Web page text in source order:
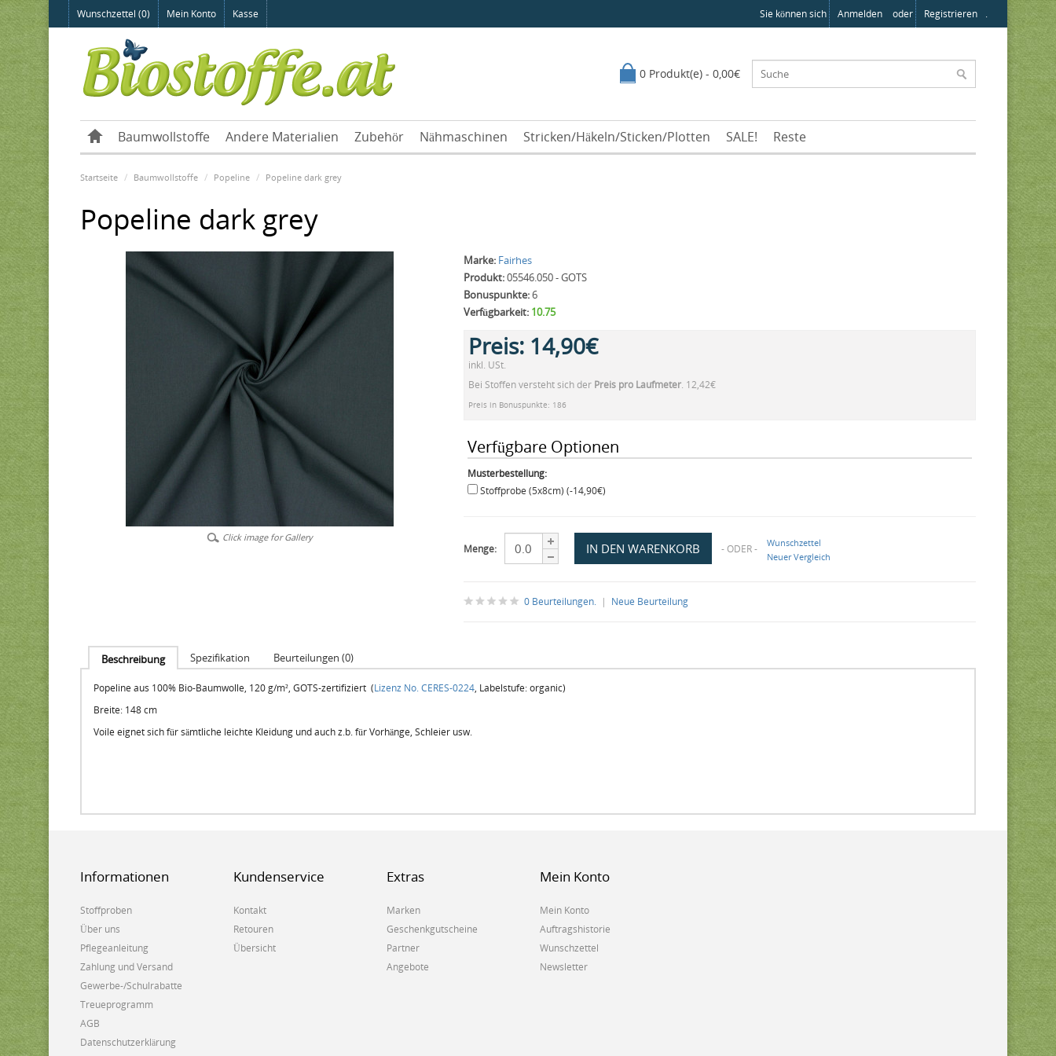
Wunschzettel (0) Mein Konto Kasse Sie können sich Anmelden oder Registrieren .
0 Produkt(e) - 0,00€
Baumwollstoffe Andere Materialien Zubehör Nähmaschinen Stricken/Häkeln/Sticken/Plotten SALE! Reste
Startseite Baumwollstoffe Popeline Popeline dark grey
Popeline dark grey
Click image for Gallery
Marke: Fairhes
Produkt:05546.050 - GOTS
Bonuspunkte:6
Verfügbarkeit:10.75
Preis: 14,90€
inkl. USt.
Bei Stoffen versteht sich der Preis pro Laufmeter. 12,42€
Preis in Bonuspunkte: 186
Verfügbare Optionen
Musterbestellung:
Stoffprobe (5x8cm) (-14,90€)
Menge: - ODER -
Wunschzettel
Neuer Vergleich
0 Beurteilungen.| Neue Beurteilung
Beschreibung Spezifikation Beurteilungen (0)
Popeline aus 100% Bio-Baumwolle, 120 g/m², GOTS-zertifiziert (Lizenz No. CERES-0224, Labelstufe: organic)
Breite: 148 cm
Voile eignet sich für sämtliche leichte Kleidung und auch z.b. für Vorhänge, Schleier usw.
Informationen
Stoffproben
Über uns
Pflegeanleitung
Zahlung und Versand
Gewerbe-/Schulrabatte
Treueprogramm
AGB
Datenschutzerklärung
Kundenservice
Kontakt
Retouren
Übersicht
Extras
Marken
Geschenkgutscheine
Partner
Angebote
Mein Konto
Mein Konto
Auftragshistorie
Wunschzettel
Newsletter